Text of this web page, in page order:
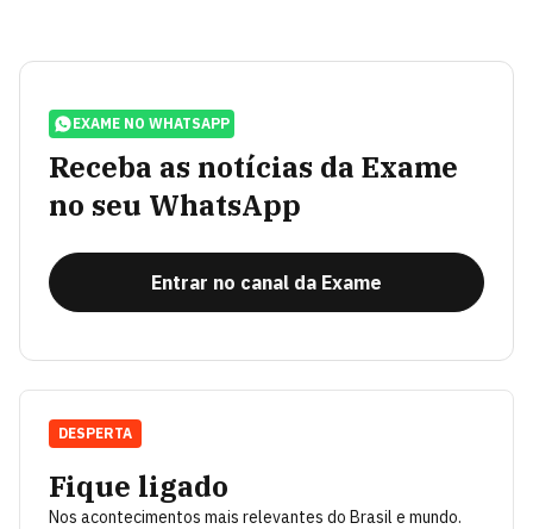
EXAME NO WHATSAPP
Receba as notícias da Exame
no seu WhatsApp
Entrar no canal da Exame
Fique ligado
Nos acontecimentos mais relevantes do Brasil e mundo.
DESPERTA